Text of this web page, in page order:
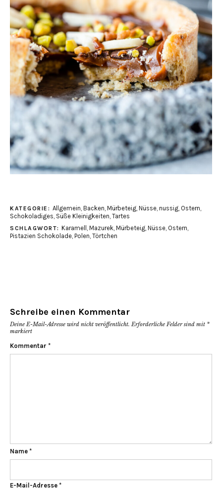
KATEGORIE: Allgemein, Backen, Mürbeteig, Nüsse, nussig, Ostern,
Schokoladiges, Süße Kleinigkeiten, Tartes
SCHLAGWORT: Karamell , Mazurek, Mürbeteig, Nüsse, Ostern,
Pistazien Schokolade, Polen, Törtchen
Schreibe einen Kommentar
Deine E-Mail-Adresse wird nicht veröffentlicht. Erforderliche Felder sind mit *
markiert
Kommentar *
Name *
E-Mail-Adresse *